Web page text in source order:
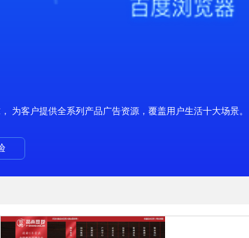
百度推广凭借强大的用户产品优势，每天数十亿次搜索请求、超过1亿用户浏览百度信息流800亿次定位服务请求， 为客户提供全系列产品广告资源，覆盖用户生活十大场景。